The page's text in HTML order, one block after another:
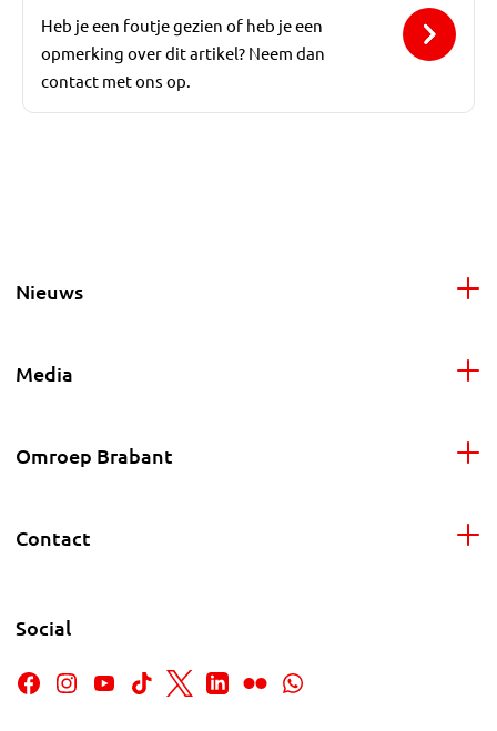
Heb je een foutje gezien of heb je een
opmerking over dit artikel? Neem dan
contact met ons op.
Nieuws
Media
Omroep Brabant
Contact
Social